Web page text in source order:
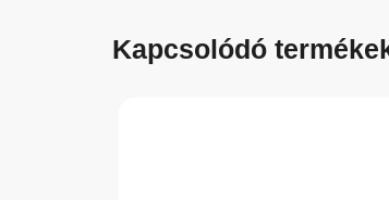
Kapcsolódó